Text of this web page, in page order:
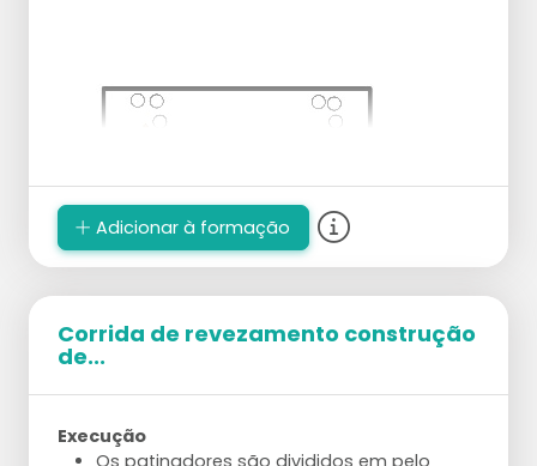
Adicionar à formação
Corrida de revezamento construção
de...
Execução